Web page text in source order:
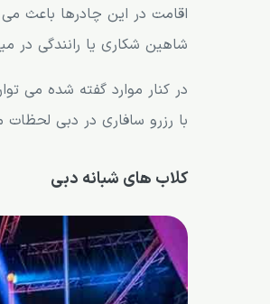
اقامت در این چادرها باعث
شاهین شکاری یا رانندگی در
در کنار موارد گفته شده می
با رزرو سافاری در دبی لحظات
کلاب های شبانه دبی